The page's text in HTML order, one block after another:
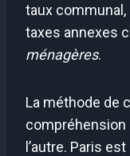
taux
taxes annexes
ménagères.
La méthode de
compréhension
l’autre. Paris